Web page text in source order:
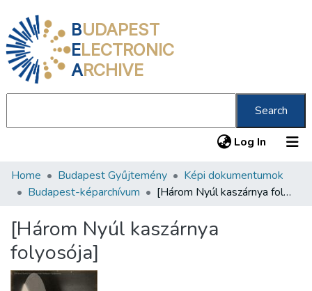
BUDAPEST
ELECTRONIC
ARCHIVE
Search
Log In (current)
Communities & Collections
Statistics
About us
Home Budapest Gyűjtemény
Képi dokumentumok
Budapest-képarchívum
[Három Nyúl kaszárnya folyosója]
[Három Nyúl kaszárnya
folyosója]